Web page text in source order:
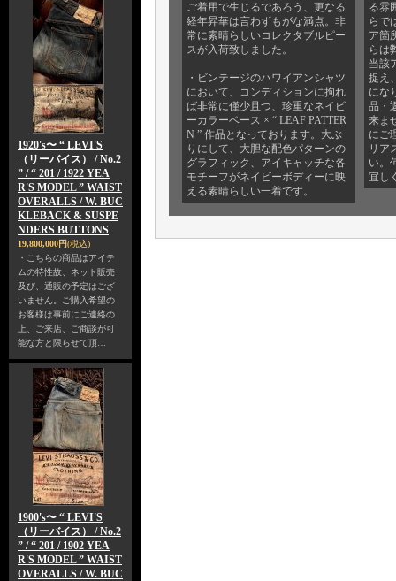
1920's〜 “ LEVI'S
（リーバイス） / No.2
” / “ 201 / 1922 YEA
R'S MODEL ” WAIST
OVERALLS / W. BUC
KLEBACK & SUSPE
NDERS BUTTONS
19,800,000円(税込)
・こちらの商品はアイテ
ムの特性故、ネット販売
及び、通販の予定はござ
いません。ご購入希望の
お客様は事前にご連絡の
上、ご来店、ご商談が可
能な方と限らせて頂…
1900's〜 “ LEVI'S
（リーバイス） / No.2
” / “ 201 / 1902 YEA
R'S MODEL ” WAIST
OVERALLS / W. BUC
ご着用で生じるであろう、更なる
経年昇華は言わずもがな満点。非
常に素晴らしいコレクタブルピー
スが入荷致しました。
・ビンテージのハワイアンシャツ
において、コンディションに拘れ
ば非常に僅少且つ、珍重なネイビ
ーカラーベース × “ LEAF PATTER
N ” 作品となっております。大ぶ
りにして、大胆な配色パターンの
グラフィック、アイキャッチな各
モチーフがネイビーボディーに映
える素晴らしい一着です。
る雰
らで
ア箇
らは
当該
捉え
にな
品・
来ま
にご
リア
い。
宜し